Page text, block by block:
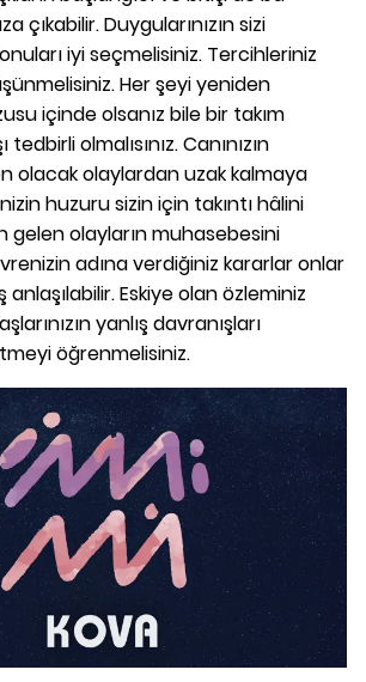
çıkabilir. Duygularınızın sizi
iyi seçmelisiniz. Tercihleriniz
Her şeyi yeniden
içinde olsanız bile bir takım
olmalısınız. Canınızın
olacak olaylardan uzak kalmaya
huzuru sizin için takıntı hâlini
gelen olayların muhasebesini
adına verdiğiniz kararlar onlar
anlaşılabilir. Eskiye olan özleminiz
yanlış davranışları
öğrenmelisiniz.